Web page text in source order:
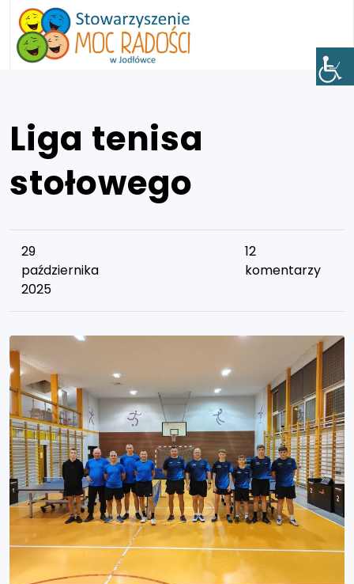
Liga tenisa
stołowego
29
października
2025
12
komentarzy